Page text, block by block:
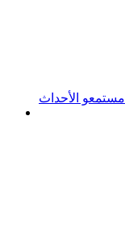
مستمعو الأحداث